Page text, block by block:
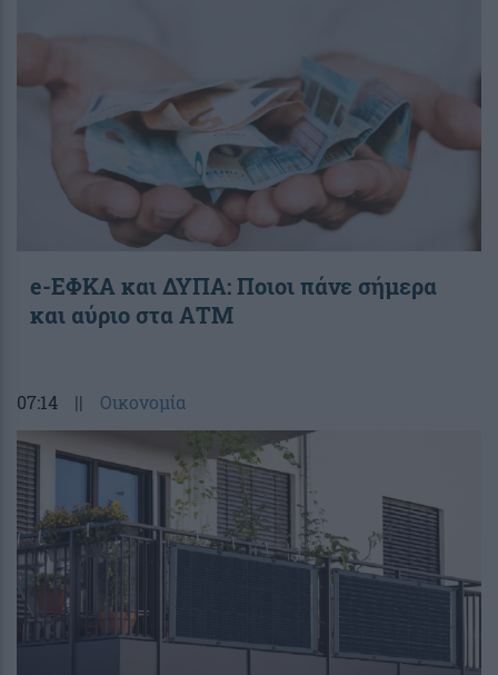
e-ΕΦΚΑ και ΔΥΠΑ: Ποιοι πάνε σήμερα
και αύριο στα ΑΤΜ
07:14 || Οικονομία